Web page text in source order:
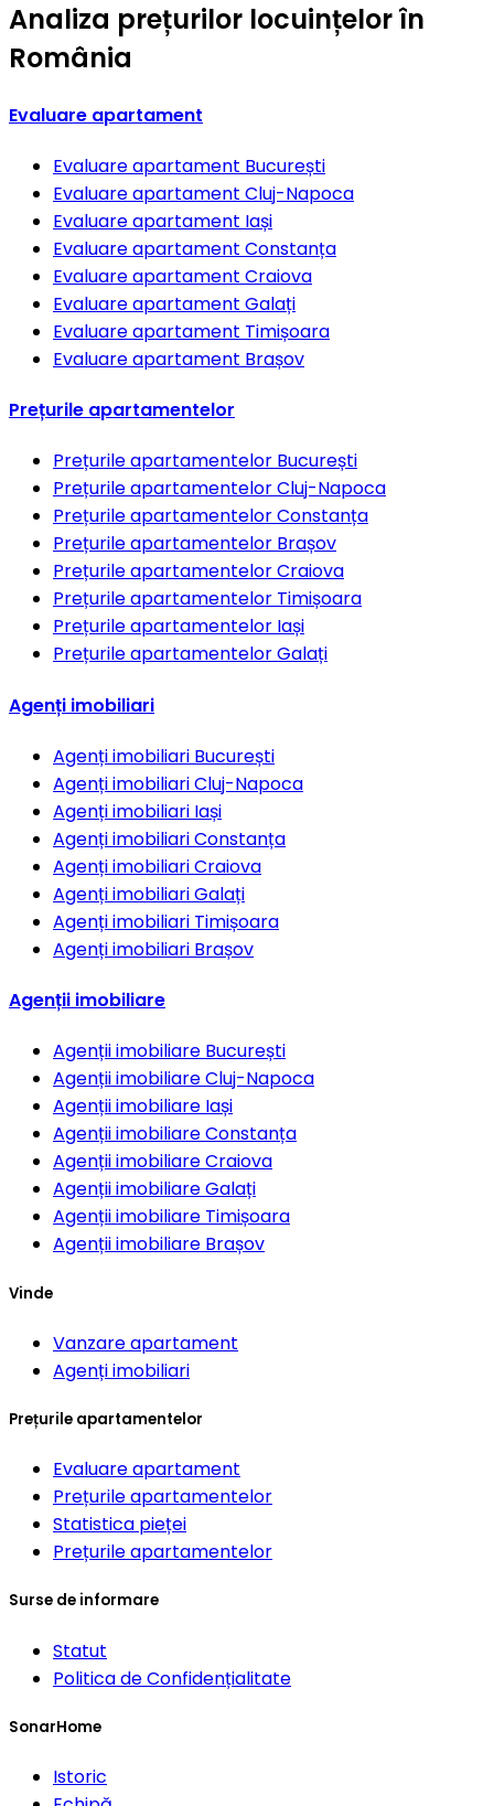
Analiza prețurilor locuințelor în
România
Evaluare apartament
Evaluare apartament București
Evaluare apartament Cluj-Napoca
Evaluare apartament Iași
Evaluare apartament Constanța
Evaluare apartament Craiova
Evaluare apartament Galați
Evaluare apartament Timișoara
Evaluare apartament Brașov
Prețurile apartamentelor
Prețurile apartamentelor București
Prețurile apartamentelorCluj-Napoca
Prețurile apartamentelorConstanța
Prețurile apartamentelor Brașov
Prețurile apartamentelorCraiova
Prețurile apartamentelor Timișoara
Prețurile apartamentelor Iași
Prețurile apartamentelorGalați
Agenți imobiliari
Agenți imobiliari București
Agenți imobiliariCluj-Napoca
Agenți imobiliari Iași
Agenți imobiliariConstanța
Agenți imobiliariCraiova
Agenți imobiliariGalați
Agenți imobiliari Timișoara
Agenți imobiliari Brașov
Agenții imobiliare
Agenții imobiliare București
Agenții imobiliareCluj-Napoca
Agenții imobiliare Iași
Agenții imobiliareConstanța
Agenții imobiliareCraiova
Agenții imobiliareGalați
Agenții imobiliare Timișoara
Agenții imobiliare Brașov
Vinde
Vanzare apartament
Agenți imobiliari
Prețurile apartamentelor
Evaluare apartament
Prețurile apartamentelor
Statistica pieței
Prețurile apartamentelor
Surse de informare
Statut
Politica de Confidențialitate
SonarHome
Istoric